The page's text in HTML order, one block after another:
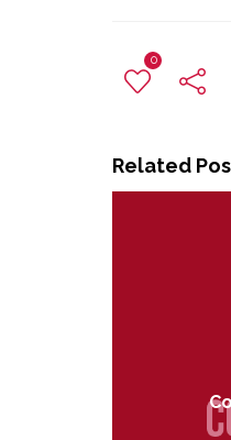
0
Related